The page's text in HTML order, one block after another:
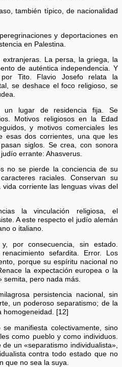
también típico, de nacionalidad
y deportaciones en
en Palestina.
La persa, la griega, la
de auténtica independencia. Y
Tito. Flavio Josefo relata la
se deshace el foco religioso, se
un lugar de residencia fija. Se
Motivos religiosos en la Edad
y motivos comerciales les
esas dos corrientes, una que les
siglos. Se crea, con sonora
errante: Ahasverus.
no se pierde la conciencia de su
raciales. Conservan su
corriente las lenguas vivas del
la vinculación religiosa, el
A este respecto el judío alemán
o italiano.
por consecuencia, sin estado.
sefardita. Error. Los
porque su espíritu nacional no
la expectación europea o la
semita, pero nada más.
persistencia nacional, sin
un poderoso separatismo; de la
homogeneidad. [12]
manifiesta colectivamente, sino
como pueblo y como individuos.
un «separatismo individualista»,
contra todo estado que no
que no sea la suya.